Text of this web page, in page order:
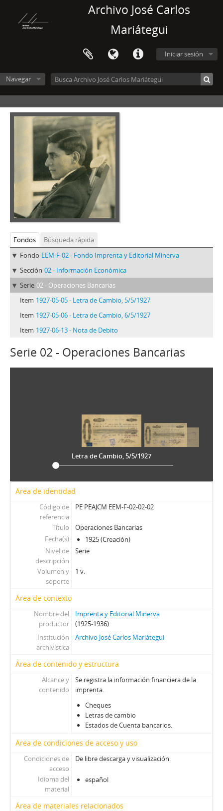
Archivo José Carlos
Mariátegui
Iniciar sesión
Navegar
Fondos
Búsqueda rápida
Fondo EEM-F-02 - Fondo Imprenta y Editorial Minerva
Sección 02 - Información Económica
Serie 02 - Operaciones Bancarias
Item 1927-05-05 - Letra de Cambio, 5/5/1927
Item 1927-05-06 - Letra de Cambio, 6/5/1927
Item 1927-06-13 - Nota de Debito
Serie 02 - Operaciones Bancarias
Letra de Cambio, 5/5/1927
Área de identidad
Código de
referencia
PE PEAJCM EEM-F-02-02-02
Título
Operaciones Bancarias
Fecha(s)
1925 (Creación)
Nivel de
descripción
Serie
Volumen y
soporte
1 v.
Área de contexto
Nombre del
productor
Imprenta y Editorial Minerva
(1925-1936)
Institución
archivística
Archivo José Carlos Mariátegui
Área de contenido y estructura
Alcance y
contenido
Se registra la información financiera de la
imprenta.
Cheques
Letras de cambio
Estados de Cuenta bancarios.
Área de condiciones de acceso y uso
Condiciones de
acceso
De libre descarga y visualización.
Idioma del
material
español
Área de materiales relacionados